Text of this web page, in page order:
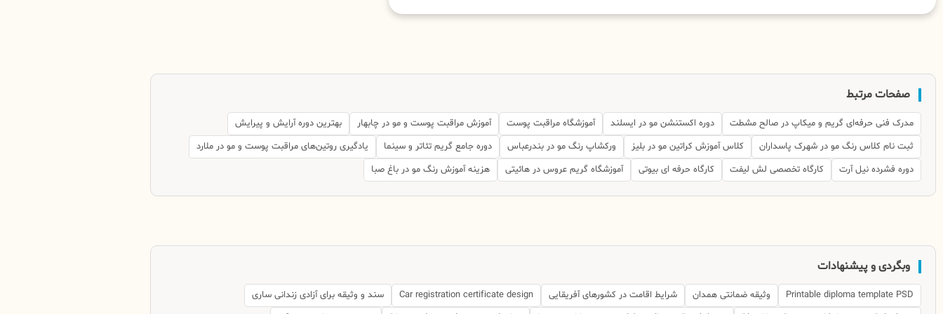
صفحات مرتبط
مدرک فنی حرفه‌ای گریم و میکاپ در صالح مشطت دوره اکستنشن مو در ایسلند آموزشگاه مراقبت پوست آموزش مراقبت پوست و مو در چابهار
بهترین دوره آرایش و پیرایش
ثبت نام کلاس رنگ مو در شهرک پاسداران
کلاس آموزش کراتین مو در بلیز ورکشاپ رنگ مو در بندرعباس دوره جامع گریم تئاتر و سینما
یادگیری روتین‌های مراقبت پوست و مو در ملارد
دوره فشرده نیل آرت
کارگاه تخصصی لش لیفت کارگاه حرفه ای بیوتی آموزشگاه گریم عروس در هائیتی هزینه آموزش رنگ مو در باغ صبا
وبگردی و پیشنهادات
Printable diploma template PSD وثیقه ضمانتی همدان شرایط اقامت در کشورهای آفریقایی Car registration certificate design
سند و وثیقه برای آزادی زندانی ساری